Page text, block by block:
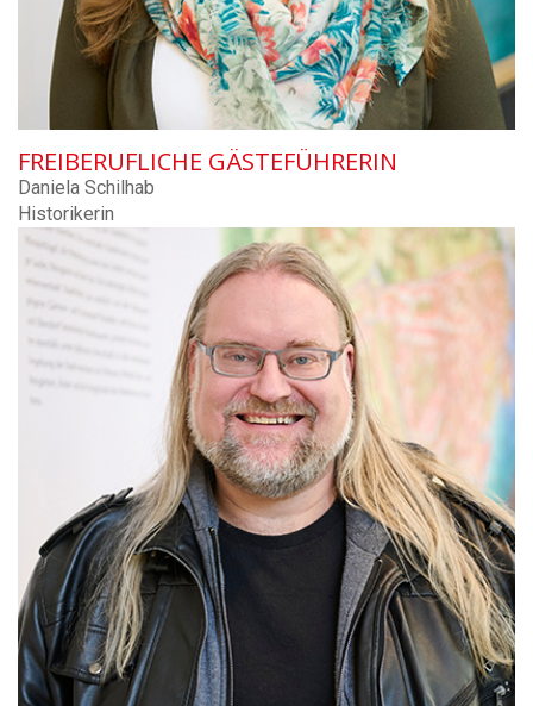
FREIBERUFLICHE GÄSTEFÜHRERIN
Daniela Schilhab
Historikerin